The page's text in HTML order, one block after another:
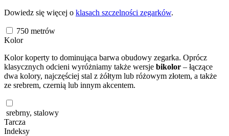
Dowiedz się więcej o klasach szczelności zegarków.
750 metrów
Kolor
Kolor koperty to dominująca barwa obudowy zegarka. Oprócz
klasycznych odcieni wyróżniamy także wersje bikolor – łączące
dwa kolory, najczęściej stal z żółtym lub różowym złotem, a także
ze srebrem, czernią lub innym akcentem.
srebrny, stalowy
Tarcza
Indeksy